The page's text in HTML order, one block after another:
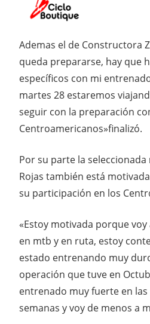
Ademas el de Constructora
queda prepararse, hay que
específicos con mi
martes 28 estaremos
seguir con la preparación
Centroamericanos»finalizó.
Por su parte la
Rojas también está
su participación en los
«Estoy motivada porque
en mtb y en ruta, estoy
estado entrenando muy
operación que tuve en
entrenado muy fuerte en
semanas y voy de menos a